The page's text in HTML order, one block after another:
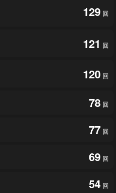
129 回
121 回
120 回
78 回
77 回
69 回
54 回